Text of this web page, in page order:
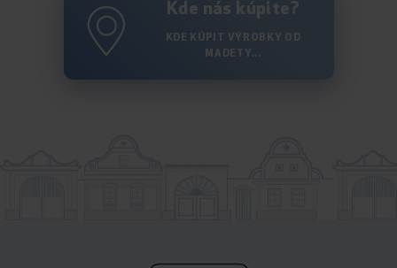
Kde nás kúpite?
KDE KÚPIT VÝROBKY OD
MADETY...